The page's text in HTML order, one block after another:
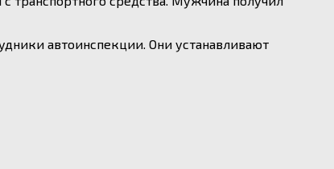
автоинспекции. Они устанавливают